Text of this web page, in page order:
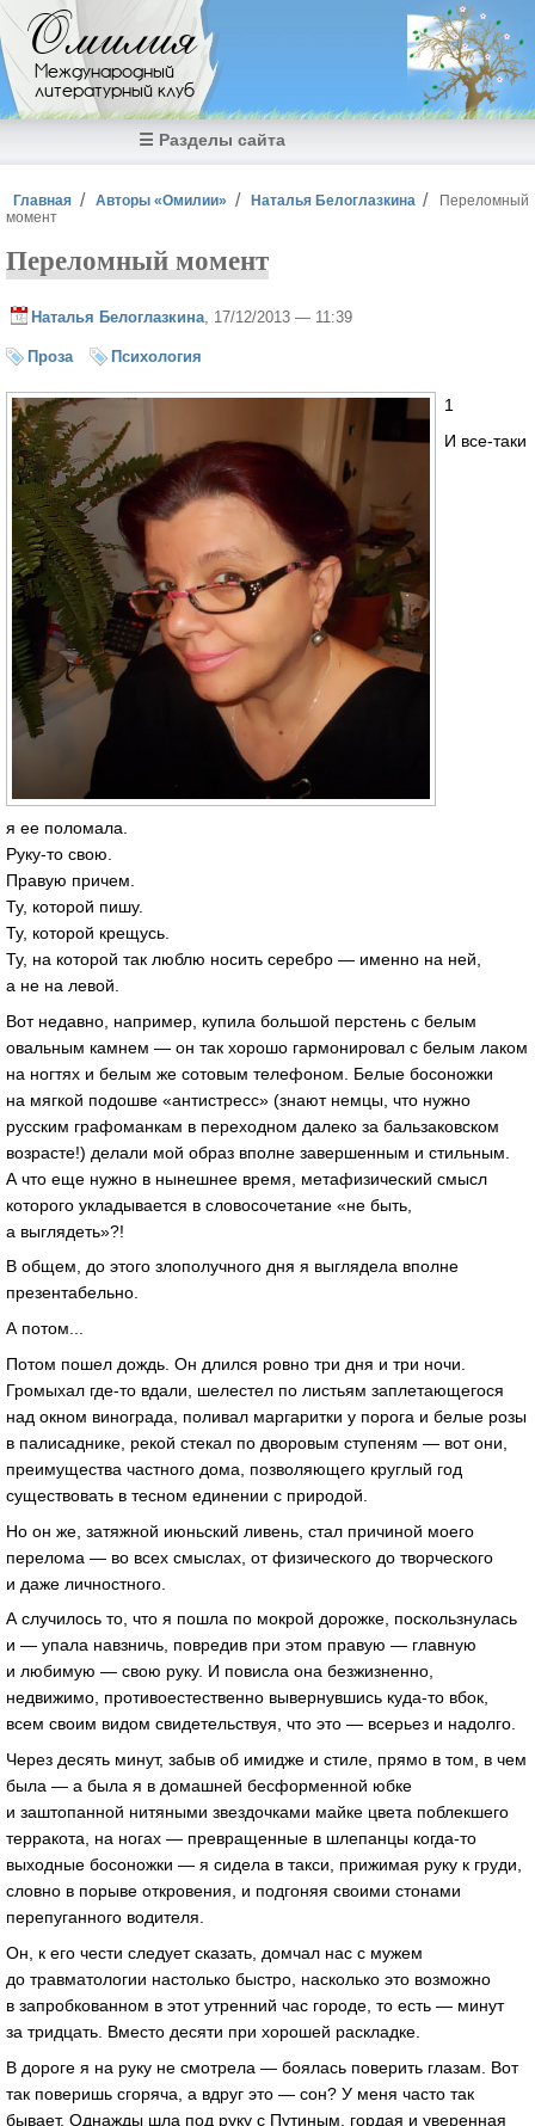
Перейти к основному содержанию
Омилия
Международный
литературный клуб
☰ Разделы сайта
Вы здесь
Главная Авторы «Омилии» Наталья Белоглазкина
Переломный
момент
Переломный момент
Наталья Белоглазкина , 17/12/2013 — 11:39
Проза Психология
1
И все-таки
я ее поломала.
Руку-то свою.
Правую причем.
Ту, которой пишу.
Ту, которой крещусь.
Ту, на которой так люблю носить серебро — именно на ней,
а не на левой.
Вот недавно, например, купила большой перстень с белым
овальным камнем — он так хорошо гармонировал с белым лаком
на ногтях и белым же сотовым телефоном. Белые босоножки
на мягкой подошве «антистресс» (знают немцы, что нужно
русским графоманкам в переходном далеко за бальзаковском
возрасте!) делали мой образ вполне завершенным и стильным.
А что еще нужно в нынешнее время, метафизический смысл
которого укладывается в словосочетание «не быть,
а выглядеть»?!
В общем, до этого злополучного дня я выглядела вполне
презентабельно.
А потом...
Потом пошел дождь. Он длился ровно три дня и три ночи.
Громыхал где-то вдали, шелестел по листьям заплетающегося
над окном винограда, поливал маргаритки у порога и белые розы
в палисаднике, рекой стекал по дворовым ступеням — вот они,
преимущества частного дома, позволяющего круглый год
существовать в тесном единении с природой.
Но он же, затяжной июньский ливень, стал причиной моего
перелома — во всех смыслах, от физического до творческого
и даже личностного.
А случилось то, что я пошла по мокрой дорожке, поскользнулась
и — упала навзничь, повредив при этом правую — главную
и любимую — свою руку. И повисла она безжизненно,
недвижимо, противоестественно вывернувшись куда-то вбок,
всем своим видом свидетельствуя, что это — всерьез и надолго.
Через десять минут, забыв об имидже и стиле, прямо в том, в чем
была — а была я в домашней бесформенной юбке
и заштопанной нитяными звездочками майке цвета поблекшего
терракота, на ногах — превращенные в шлепанцы когда-то
выходные босоножки — я сидела в такси, прижимая руку к груди,
словно в порыве откровения, и подгоняя своими стонами
перепуганного водителя.
Он, к его чести следует сказать, домчал нас с мужем
до травматологии настолько быстро, насколько это возможно
в запробкованном в этот утренний час городе, то есть — минут
за тридцать. Вместо десяти при хорошей раскладке.
В дороге я на руку не смотрела — боялась поверить глазам. Вот
так поверишь сгоряча, а вдруг это — сон? У меня часто так
бывает. Однажды шла под руку с Путиным, гордая и уверенная